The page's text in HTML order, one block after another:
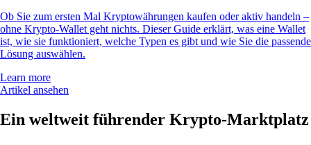
Ob Sie zum ersten Mal Kryptowährungen kaufen oder aktiv handeln –
ohne Krypto-Wallet geht nichts. Dieser Guide erklärt, was eine Wallet
ist, wie sie funktioniert, welche Typen es gibt und wie Sie die passende
Lösung auswählen.
Learn more
Artikel ansehen
Ein weltweit führender Krypto-Marktplatz